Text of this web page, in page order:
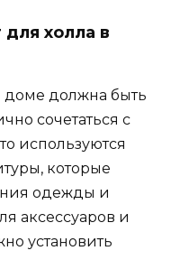
холла в
доме должна быть
сочетаться с
используются
которые
одежды и
аксессуаров и
установить